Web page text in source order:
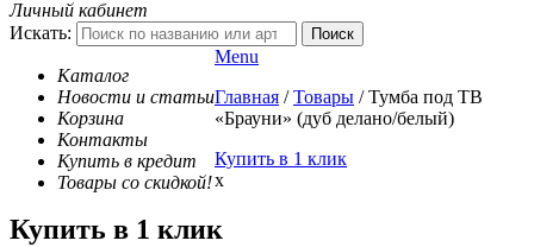
Личный кабинет
Искать:
Каталог
Новости и статьи
Корзина
Контакты
Купить в кредит
Товары со скидкой!
Menu
Главная / Товары / Тумба под ТВ
«Брауни» (дуб делано/белый)
Купить в 1 клик
x
Купить в 1 клик